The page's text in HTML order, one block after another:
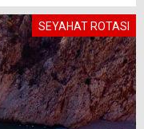
SEYAHAT ROTASI